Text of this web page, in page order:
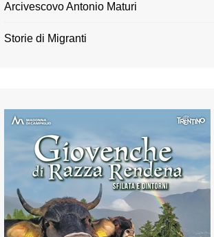
Arcivescovo Antonio Maturi
Storie di Migranti